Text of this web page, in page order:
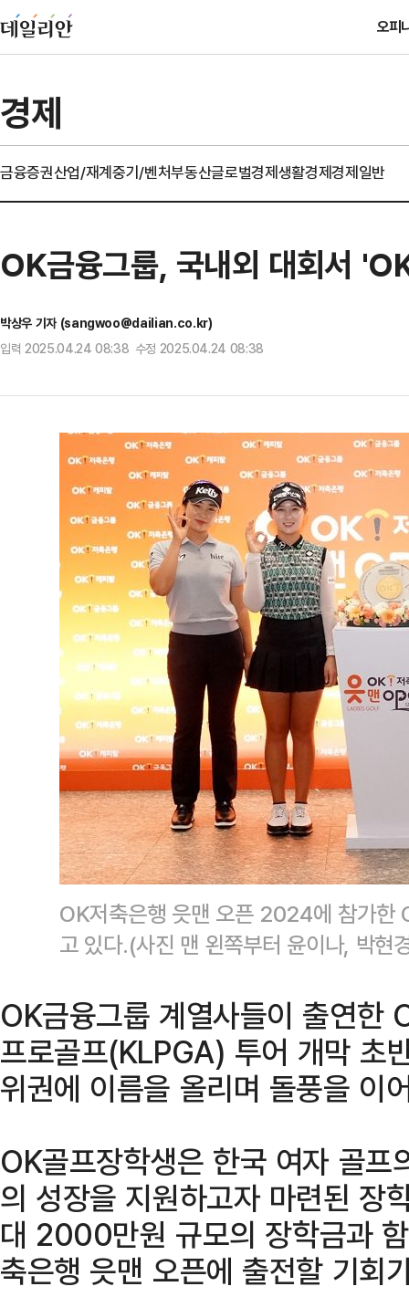
오피
경제
금융증권산업/재계중기/벤처부동산글로벌경제생활경제경제일반
OK금융그룹, 국내외 대회서
박상우 기자 (sangwoo@dailian.co.kr)
입력 2025.04.24 08:38 수정 2025.04.24 08:38
OK저축은행 읏맨 오픈 2024에 참가한
고 있다.(사진 맨 왼쪽부터 윤이나, 박
OK금융그룹 계열사들이 출연한
프로골프(KLPGA) 투어 개막 초
위권에 이름을 올리며 돌풍을 이
OK골프장학생은 한국 여자 골프
의 성장을 지원하고자 마련된 장
대 2000만원 규모의 장학금과
축은행 읏맨 오픈에 출전할 기회